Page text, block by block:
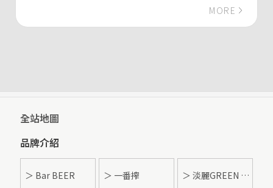
MORE
全站地圖
品牌介紹
＞ Bar BEER ＞ 一番搾 ＞ 淡麗GREEN LABEL